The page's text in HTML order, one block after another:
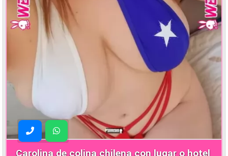
Carolina de colina chilena con lugar o hotel